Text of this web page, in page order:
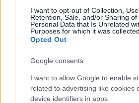
I want to opt-out of Collection, Use,
Retention, Sale, and/or Sharing of
Personal Data that Is Unrelated
Purposes for which it was collected.
Opted Out
Google consents
I want to allow Google to enable
related to advertising like cookies
device identifiers in apps.